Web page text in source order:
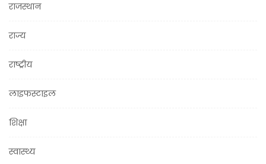
राजस्थान
राज्य
राष्ट्रीय
लाइफस्टाइल
शिक्षा
स्वास्थ्य